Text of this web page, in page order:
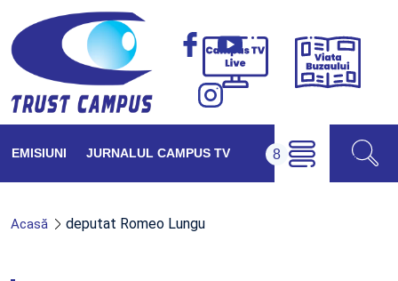
Campus
Viața
EMISIUNI JURNALUL CAMPUS TV
Acasă deputat Romeo Lungu